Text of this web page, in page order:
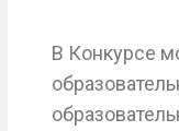
В Конкурсе